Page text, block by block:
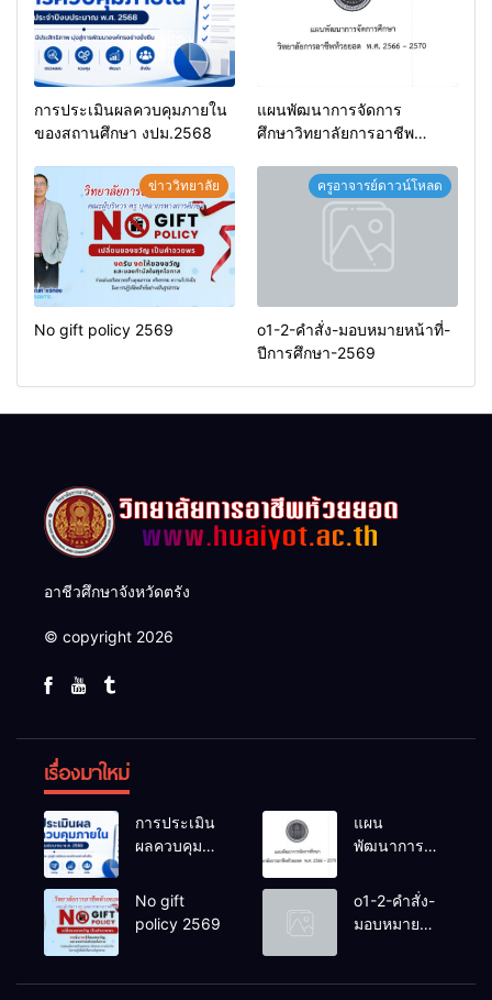
การประเมินผลควบคุมภายใน
ของสถานศึกษา งปม.2568
แผนพัฒนาการจัดการ
ศึกษาวิทยาลัยการอาชีพ
ข่าววิทยาลัย
No gift policy 2569
ครูอาจารย์ดาวน์โหลด
o1-2-คำสั่ง-มอบหมายหน้าที่-
ปีการศึกษา-2569
อาชีวศึกษาจังหวัดตรัง
© copyright 2026
เรื่องมาใหม่
การประเมิน
ผลควบคุม
สถานศึกษา
งปม.2568
แผน
พัฒนาการ
ศึกษาวิทยาลัย
No gift
policy 2569
o1-2-คำสั่ง-
มอบหมาย